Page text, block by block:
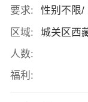
要求:
性别不限/
区域:
城关区西
人数:
福利: